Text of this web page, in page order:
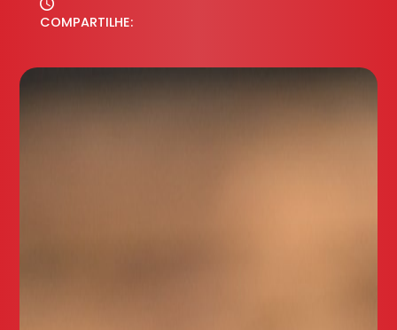
COMPARTILHE: